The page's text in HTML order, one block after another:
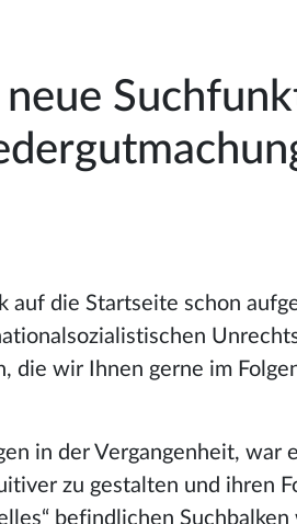
neue
die Startseite schon
die wir Ihnen gerne im
in der Vergangenheit, war
zu gestalten und ihren
befindlichen Suchbalken